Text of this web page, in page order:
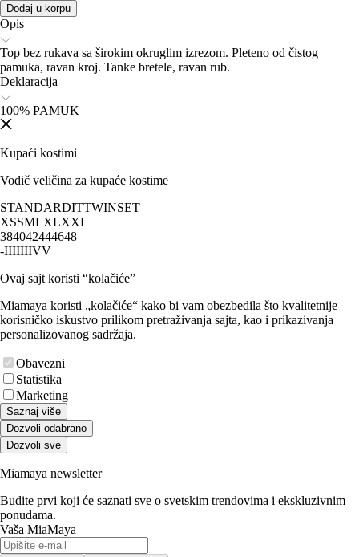
Dodaj u korpu
Opis
Top bez rukava sa širokim okruglim izrezom. Pleteno od čistog
pamuka, ravan kroj. Tanke bretele, ravan rub.
Deklaracija
100% PAMUK
Kupaći kostimi
Vodič veličina za kupaće kostime
STANDARDITTWINSET
XSSMLXLXXL
384042444648
-IIIIIIIVV
Ovaj sajt koristi “kolačiće”
Miamaya koristi „kolačiće“ kako bi vam obezbedila što kvalitetnije
korisničko iskustvo prilikom pretraživanja sajta, kao i prikazivanja
personalizovanog sadržaja.
Obavezni
Statistika
Marketing
Saznaj više
Dozvoli odabrano
Dozvoli sve
Miamaya newsletter
Budite prvi koji će saznati sve o svetskim trendovima i ekskluzivnim
ponudama.
Vaša MiaMaya